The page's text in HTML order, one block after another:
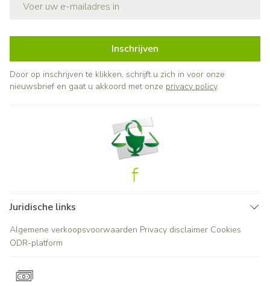
Inschrijven
Door op inschrijven te klikken, schrijft u zich in voor onze
nieuwsbrief en gaat u akkoord met onze privacy policy.
Juridische links
Algemene verkoopsvoorwaarden Privacy disclaimer Cookies
ODR-platform